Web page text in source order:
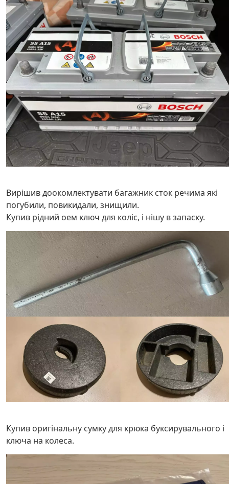
Вирішив доокомлектувати багажник сток речима які
погубили, повикидали, знищили.
Купив рідний оем ключ для коліс, і нішу в запаску.
Купив оригінальну сумку для крюка буксирувального і
ключа на колеса.